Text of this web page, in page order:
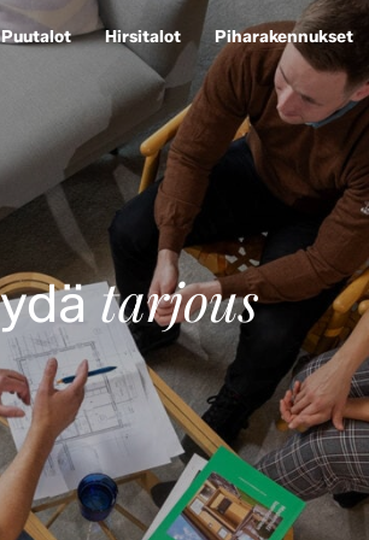
Puutalot Hirsitalot Piharakennukset
tarjous